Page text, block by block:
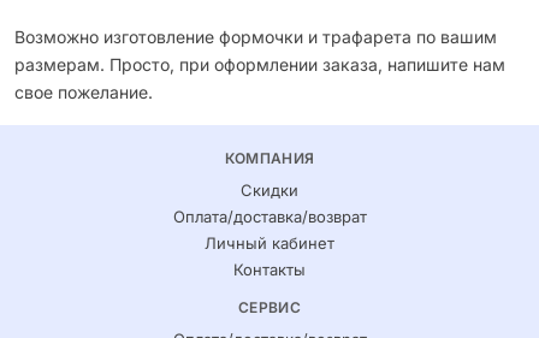
Возможно изготовление формочки и трафарета по вашим
размерам. Просто, при оформлении заказа, напишите нам
свое пожелание.
КОМПАНИЯ
Скидки
Оплата/доставка/возврат
Личный кабинет
Контакты
СЕРВИС